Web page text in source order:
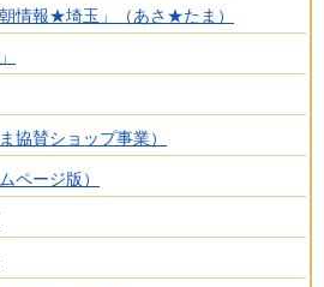
情報★埼玉」（あさ★たま）
協賛ショップ事業）
ページ版）